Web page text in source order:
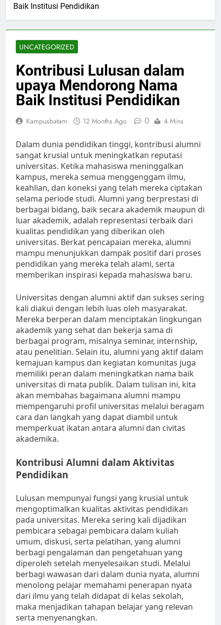
Baik Institusi Pendidikan
UNCATEGORIZED
Kontribusi Lulusan dalam
upaya Mendorong Nama
Baik Institusi Pendidikan
Kampusbatam 12 Months Ago 0 4 Mins
Dalam dunia pendidikan tinggi, kontribusi alumni
sangat krusial untuk meningkatkan reputasi
universitas. Ketika mahasiswa meninggalkan
kampus, mereka semua menggenggam ilmu,
keahlian, dan koneksi yang telah mereka ciptakan
selama periode studi. Alumni yang berprestasi di
berbagai bidang, baik secara akademik maupun di
luar akademik, adalah representasi terbaik dari
kualitas pendidikan yang diberikan oleh
universitas. Berkat pencapaian mereka, alumni
mampu menunjukkan dampak positif dari proses
pendidikan yang mereka telah alami, serta
memberikan inspirasi kepada mahasiswa baru.
Universitas dengan alumni aktif dan sukses sering
kali diakui dengan lebih luas oleh masyarakat.
Mereka berperan dalam menciptakan lingkungan
akademik yang sehat dan bekerja sama di
berbagai program, misalnya seminar, internship,
atau penelitian. Selain itu, alumni yang aktif dalam
kemajuan kampus dan kegiatan komunitas juga
memiliki peran dalam meningkatkan nama baik
universitas di mata publik. Dalam tulisan ini, kita
akan membahas bagaimana alumni mampu
mempengaruhi profil universitas melalui beragam
cara dan langkah yang dapat diambil untuk
memperkuat ikatan antara alumni dan civitas
akademika.
Kontribusi Alumni dalam Aktivitas
Pendidikan
Lulusan mempunyai fungsi yang krusial untuk
mengoptimalkan kualitas aktivitas pendidikan
pada universitas. Mereka sering kali dijadikan
pembicara sebagai pembicara dalam kuliah
umum, diskusi, serta pelatihan, yang alumni
berbagi pengalaman dan pengetahuan yang
diperoleh setelah menyelesaikan studi. Melalui
berbagi wawasan dari dalam dunia nyata, alumni
menolong pelajar memahami penerapan nyata
dari ilmu yang telah didapat di kelas sekolah,
maka menjadikan tahapan belajar yang relevan
serta menyenangkan.